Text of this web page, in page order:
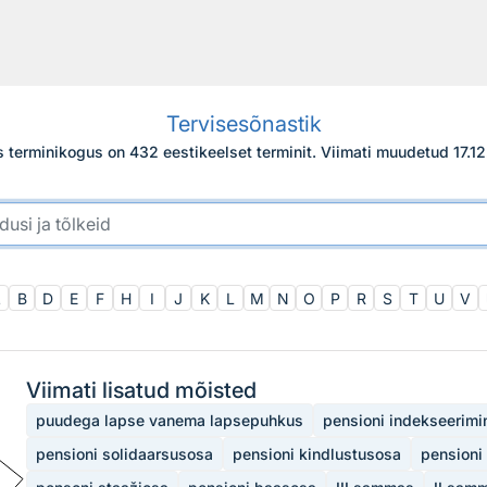
Tervisesõnastik
terminikogus on 432 eestikeelset terminit. Viimati muudetud
B D E F H I J K L M N O P R S T U V
Viimati lisatud mõisted
puudega lapse vanema lapsepuhkus
pensioni
pensioni solidaarsusosa
pensioni kindlustusosa
pensioni